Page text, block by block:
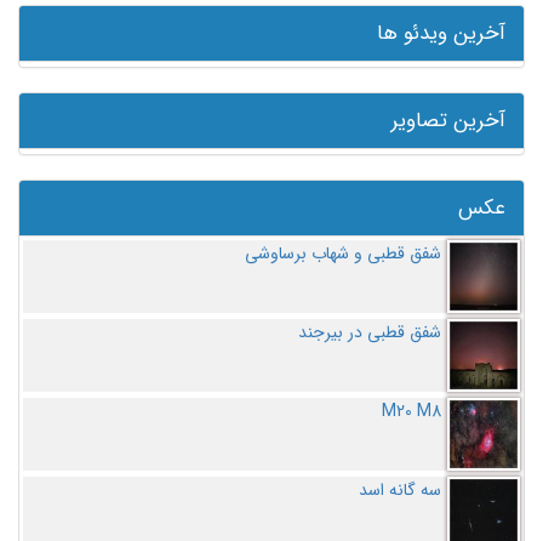
آخرین ویدئو ها
آخرین تصاویر
عکس
شفق قطبی و شهاب برساوشی
شفق قطبی در بیرجند
M20 M8
سه گانه اسد